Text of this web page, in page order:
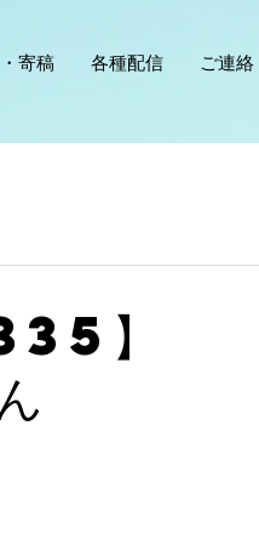
寄稿 各種配信 ご連絡
】